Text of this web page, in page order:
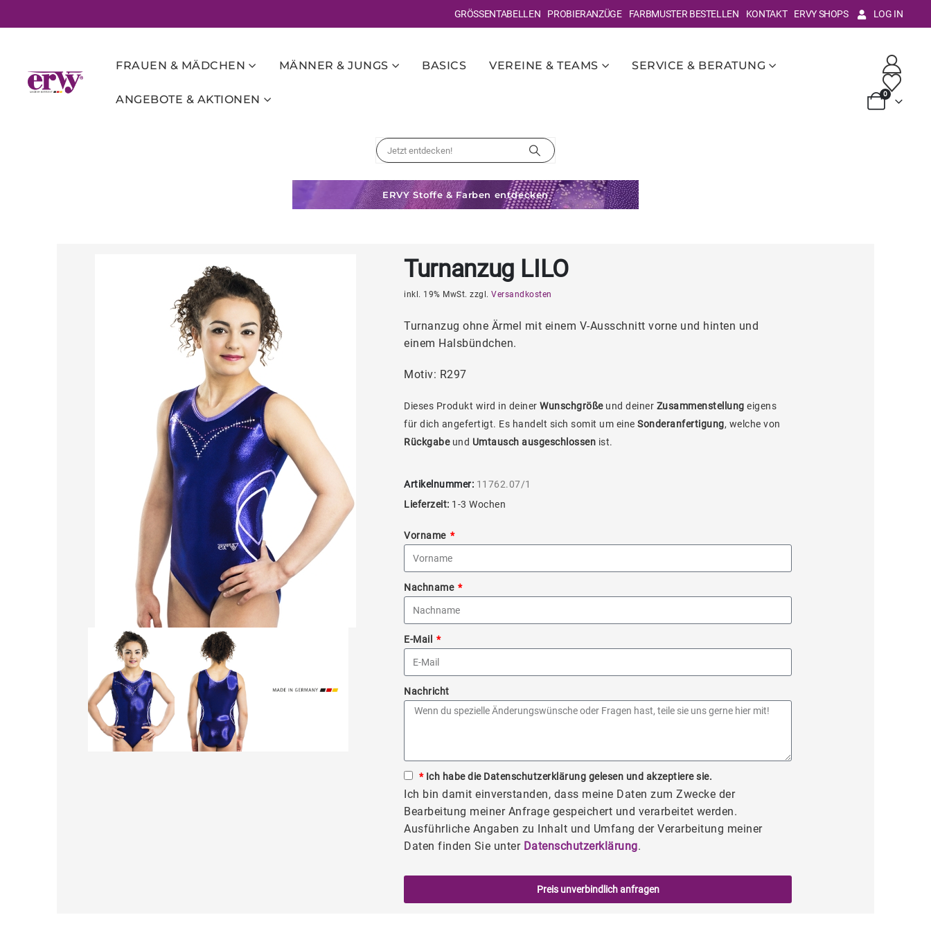
GRÖSSENTABELLEN PROBIERANZÜGE FARBMUSTER BESTELLEN KONTAKT ERVY SHOPS LOG IN
FRAUEN & MÄDCHEN MÄNNER & JUNGS BASICS VEREINE & TEAMS SERVICE & BERATUNG
ANGEBOTE & AKTIONEN 0
ERVY Stoffe & Farben entdecken
Turnanzug LILO
inkl. 19% MwSt. zzgl. Versandkosten
Turnanzug ohne Ärmel mit einem V-Ausschnitt vorne und hinten und
einem Halsbündchen.
Motiv: R297
Dieses Produkt wird in deiner Wunschgrößeund deiner Zusammenstellung eigens
für dich angefertigt. Es handelt sich somit um eine Sonderanfertigung, welche von
Rückgabeund Umtausch ausgeschlossen ist.
Artikelnummer: 11762.07/1
Lieferzeit: 1-3 Wochen
Vorname
Nachname
E-Mail
Nachricht
*Ich habe die Datenschutzerklärung gelesen und akzeptiere sie.
Ich bin damit einverstanden, dass meine Daten zum Zwecke der
Bearbeitung meiner Anfrage gespeichert und verarbeitet werden.
Ausführliche Angaben zu Inhalt und Umfang der Verarbeitung meiner
Daten finden Sie unter Datenschutzerklärung.
Preis unverbindlich anfragen